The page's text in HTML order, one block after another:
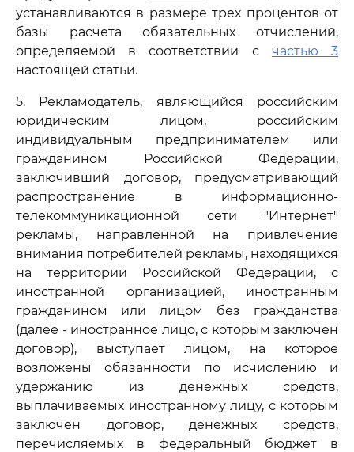
устанавливаются в размере трех процентов от
базы расчета обязательных отчислений,
определяемой в соответствии с частью 3
настоящей статьи.
5. Рекламодатель, являющийся российским
юридическим лицом, российским
индивидуальным предпринимателем или
гражданином Российской Федерации,
заключивший договор, предусматривающий
распространение в информационно-
телекоммуникационной сети "Интернет"
рекламы, направленной на привлечение
внимания потребителей рекламы, находящихся
на территории Российской Федерации, с
иностранной организацией, иностранным
гражданином или лицом без гражданства
(далее - иностранное лицо, с которым заключен
договор), выступает лицом, на которое
возложены обязанности по исчислению и
удержанию из денежных средств,
выплачиваемых иностранному лицу, с которым
заключен договор, денежных средств,
перечисляемых в федеральный бюджет в